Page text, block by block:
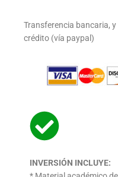
Transferencia bancaria,
crédito (vía paypal)
INVERSIÓN INCLUYE: